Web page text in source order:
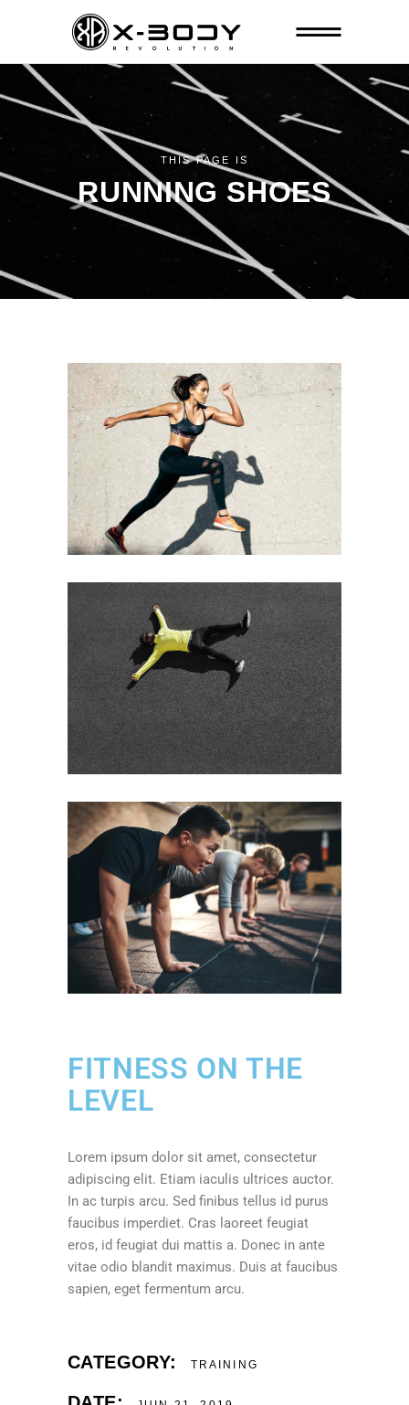
THIS PAGE IS
RUNNING SHOES
FITNESS ON THE
LEVEL
Lorem ipsum dolor sit amet, consectetur
adipiscing elit. Etiam iaculis ultrices auctor.
In ac turpis arcu. Sed finibus tellus id purus
faucibus imperdiet. Cras laoreet feugiat
eros, id feugiat dui mattis a. Donec in ante
vitae odio blandit maximus. Duis at faucibus
sapien, eget fermentum arcu.
CATEGORY: TRAINING